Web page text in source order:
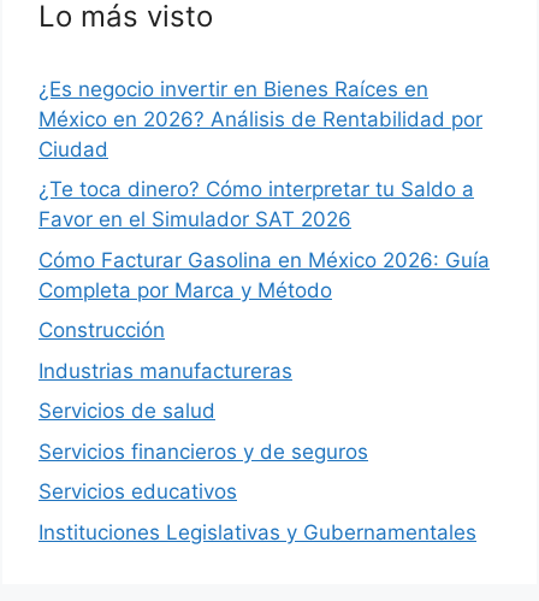
Lo más visto
¿Es negocio invertir en Bienes Raíces en
México en 2026? Análisis de Rentabilidad por
Ciudad
¿Te toca dinero? Cómo interpretar tu Saldo a
Favor en el Simulador SAT 2026
Cómo Facturar Gasolina en México 2026: Guía
Completa por Marca y Método
Construcción
Industrias manufactureras
Servicios de salud
Servicios financieros y de seguros
Servicios educativos
Instituciones Legislativas y Gubernamentales